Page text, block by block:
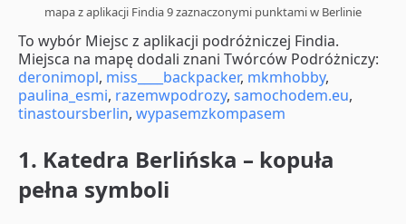
mapa z aplikacji Findia 9 zaznaczonymi punktami w Berlinie
To wybór Miejsc z aplikacji podróżniczej Findia.
Miejsca na mapę dodali znani Twórców Podróżniczy:
deronimopl, miss____backpacker, mkmhobby,
paulina_esmi, razemwpodrozy, samochodem.eu,
tinastoursberlin, wypasemzkompasem
1. Katedra Berlińska – kopuła
pełna symboli